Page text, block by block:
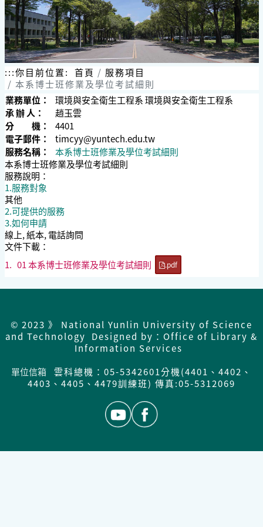
:::你目前位置: 首頁
服務項目
本系博士班修業及學位考試細則
業務單位：
環境與安全衛生工程系 環境與安全衛生工程系
承 辦 人：
趙玉雲
分 機：
4401
電子郵件：
timcyy@yuntech.edu.tw
服務名稱：
本系博士班修業及學位考試細則
本系博士班修業及學位考試細則
服務說明：
1.服務對象
其他
2.可提供的服務
3.如何申請
線上, 紙本, 電話詢問
文件下載：
1. 01 本系博士班修業及學位考試細則 .pdf
© 2023 》 National Yunlin University of Science
and Technology Designed by：Office of Library &
Information Services
單位信箱
雲科總機：05-5342601分機(4401、4402、
4403、4405、4479訓練班) 傳真:05-5312069